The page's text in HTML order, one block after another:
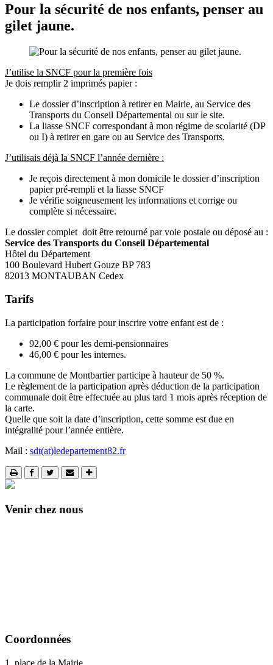
Pour la sécurité de nos enfants, penser au
gilet jaune.
J’utilise la SNCF pour la première fois
Je dois remplir 2 imprimés papier :
Le dossier d’inscription à retirer en Mairie, au Service des
Transports du Conseil Départemental ou sur le site.
La liasse SNCF correspondant à mon régime de scolarité (DP
ou I) à retirer en gare ou au Service des Transports.
J’utilisais déjà la SNCF l’année dernière :
Je reçois directement à mon domicile le dossier d’inscription
papier pré-rempli et la liasse SNCF
Je vérifie soigneusement les informations et corrige ou
complète si nécessaire.
Le dossier complet doit être retourné par voie postale ou déposé au :
Service des Transports du Conseil Départemental
Hôtel du Département
100 Boulevard Hubert Gouze BP 783
82013 MONTAUBAN Cedex
Tarifs
La participation forfaire pour inscrire votre enfant est de :
92,00 € pour les demi-pensionnaires
46,00 € pour les internes.
La commune de Montbartier participe à hauteur de 50 %.
Le règlement de la participation après déduction de la participation
communale doit être effectuée au plus tard 1 mois après réception de
la carte.
Quelle que soit la date d’inscription, cette somme est due en
intégralité pour l’année entière.
Mail : sdt(at)ledepartement82.fr
Venir chez nous
Coordonnées
1, place de la Mairie